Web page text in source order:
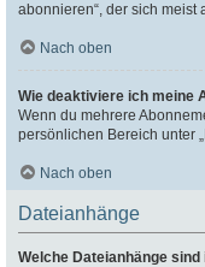
abonnieren“, der sich meist
Nach oben
Wie deaktiviere ich meine
Wenn du mehrere
persönlichen Bereich unter
Nach oben
Dateianhänge
Welche Dateianhänge